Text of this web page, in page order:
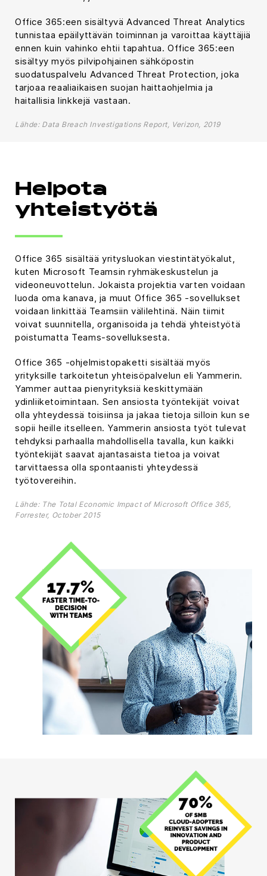
Office 365:een sisältyvä Advanced Threat Analytics
tunnistaa epäilyttävän toiminnan ja varoittaa käyttäjiä
ennen kuin vahinko ehtii tapahtua. Office 365:een
sisältyy myös pilvipohjainen sähköpostin
suodatuspalvelu Advanced Threat Protection, joka
tarjoaa reaaliaikaisen suojan haittaohjelmia ja
haitallisia linkkejä vastaan.
Lähde: Data Breach Investigations Report, Verizon, 2019
Helpota
yhteistyötä
Office 365 sisältää yritysluokan viestintätyökalut,
kuten Microsoft Teamsin ryhmäkeskustelun ja
videoneuvottelun. Jokaista projektia varten voidaan
luoda oma kanava, ja muut Office 365 -sovellukset
voidaan linkittää Teamsiin välilehtinä. Näin tiimit
voivat suunnitella, organisoida ja tehdä yhteistyötä
poistumatta Teams-sovelluksesta.
Office 365 -ohjelmistopaketti sisältää myös
yrityksille tarkoitetun yhteisöpalvelun eli Yammerin.
Yammer auttaa pienyrityksiä keskittymään
ydinliiketoimintaan. Sen ansiosta työntekijät voivat
olla yhteydessä toisiinsa ja jakaa tietoja silloin kun se
sopii heille itselleen. Yammerin ansiosta työt tulevat
tehdyksi parhaalla mahdollisella tavalla, kun kaikki
työntekijät saavat ajantasaista tietoa ja voivat
tarvittaessa olla spontaanisti yhteydessä
työtovereihin.
Lähde: The Total Economic Impact of Microsoft Office 365,
Forrester, October 2015